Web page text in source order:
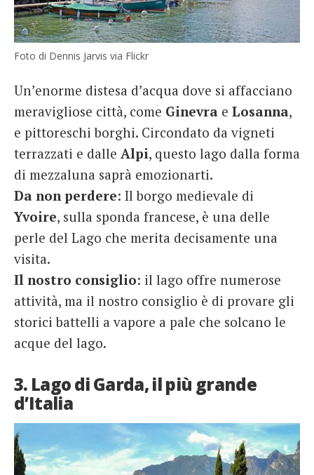
Foto di Dennis Jarvis via Flickr
Un’enorme distesa d’acqua dove si affacciano
meravigliose città, come Ginevra e Losanna,
e pittoreschi borghi. Circondato da vigneti
terrazzati e dalle Alpi, questo lago dalla forma
di mezzaluna saprà emozionarti.
Da non perdere: Il borgo medievale di
Yvoire, sulla sponda francese, è una delle
perle del Lago che merita decisamente una
visita.
Il nostro consiglio: il lago offre numerose
attività, ma il nostro consiglio è di provare gli
storici battelli a vapore a pale che solcano le
acque del lago.
3. Lago di Garda, il più grande
d’Italia